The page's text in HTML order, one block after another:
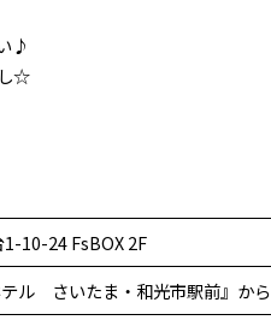
♪
☆
10-24 FsBOX 2F
テル さいたま・和光市駅前』